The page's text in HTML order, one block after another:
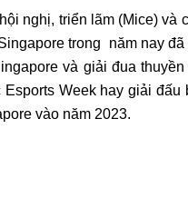
nghị, triển lãm (Mice)
trong năm nay
và giải đua
Week hay giải
vào năm 2023.